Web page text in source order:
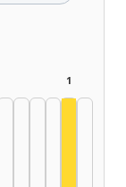
1